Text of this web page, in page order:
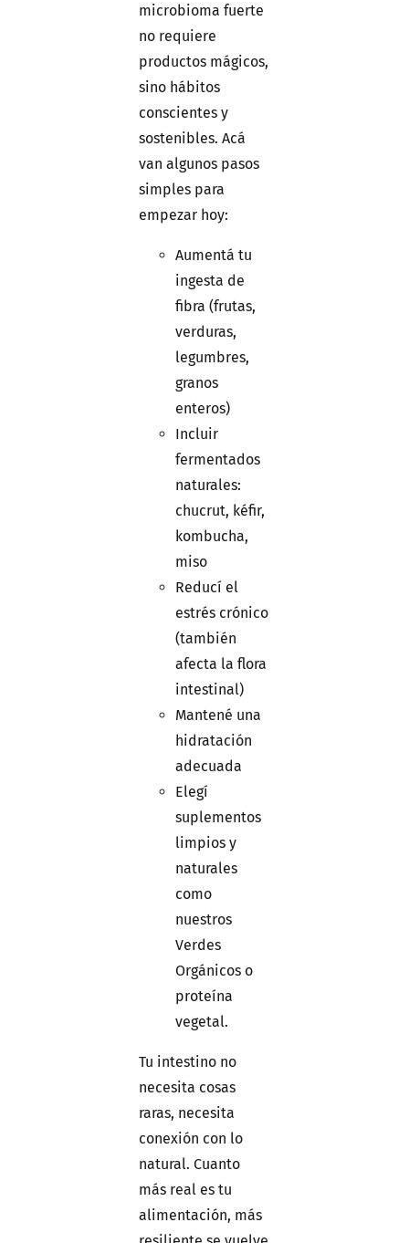
microbioma fuerte
no requiere
productos mágicos,
sino hábitos
conscientes y
sostenibles. Acá
van algunos pasos
simples para
empezar hoy:
Aumentá tu
ingesta de
fibra (frutas,
verduras,
legumbres,
granos
enteros)
Incluir
fermentados
naturales:
chucrut, kéfir,
kombucha,
miso
Reducí el
estrés crónico
(también
afecta la flora
intestinal)
Mantené una
hidratación
adecuada
Elegí
suplementos
limpios y
naturales
como
nuestros
Verdes
Orgánicos o
proteína
vegetal.
Tu intestino no
necesita cosas
raras, necesita
conexión con lo
natural. Cuanto
más real es tu
alimentación, más